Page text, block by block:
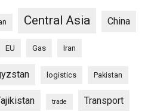
Central Asia China
EU Gas Iran
logistics Pakistan
trade Transport